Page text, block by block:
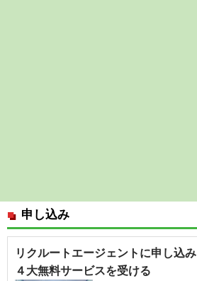
申し込み
リクルートエージェントに申し込み
４大無料サービスを受ける